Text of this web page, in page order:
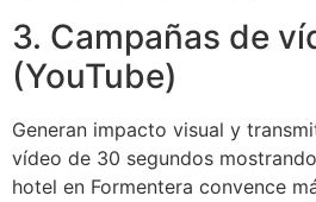
3. Campañas de
(YouTube)
Generan impacto visual y
vídeo de 30 segundos
hotel en Formentera convence